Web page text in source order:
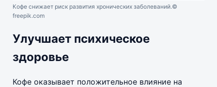
Кофе снижает риск развития хронических заболеваний.©
freepik.com
Улучшает психическое
здоровье
Кофе оказывает положительное влияние на